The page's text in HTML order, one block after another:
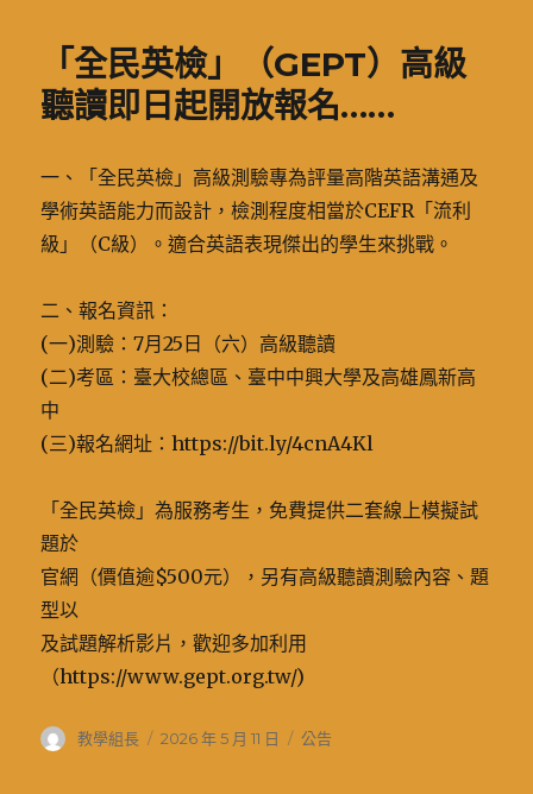
「全民英檢」（GEPT）高級
聽讀即日起開放報名……
一、「全民英檢」高級測驗專為評量高階英語溝通及
學術英語能力而設計，檢測程度相當於CEFR「流利
級」（C級）。適合英語表現傑出的學生來挑戰。
二、報名資訊：
(一)測驗：7月25日（六）高級聽讀
(二)考區：臺大校總區、臺中中興大學及高雄鳳新高
中
(三)報名網址：https://bit.ly/4cnA4Kl
「全民英檢」為服務考生，免費提供二套線上模擬試
題於
官網（價值逾$500元），另有高級聽讀測驗內容、題
型以
及試題解析影片，歡迎多加利用
（https://www.gept.org.tw/)
作
教學組長
發
2026 年 5 月 11 日
分
公告